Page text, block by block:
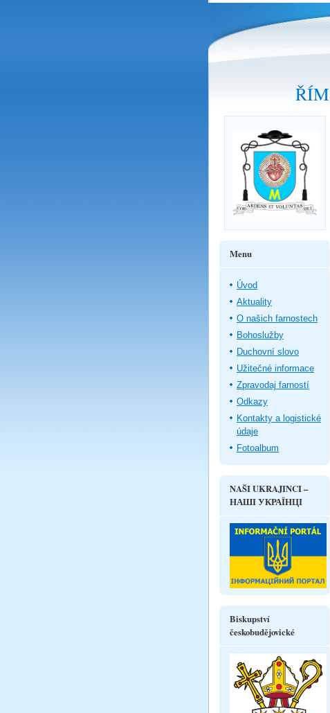
Menu
Úvod
Aktuality
O našich farnostech
Bohoslužby
Duchovní slovo
Užitečné informace
Zpravodaj farností
Odkazy
Kontakty a logistické
údaje
Fotoalbum
NAŠI UKRAJINCI –
НАШІ УКРАЇНЦІ
Biskupství
českobudějovické